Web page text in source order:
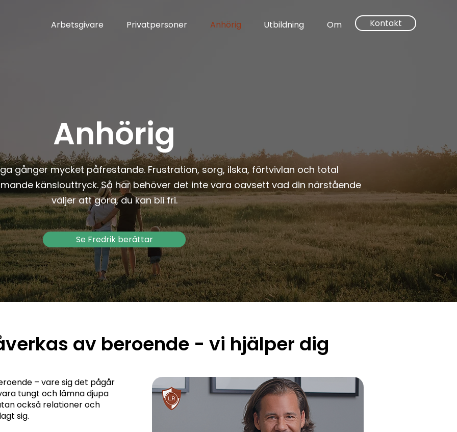
Arbetsgivare Privatpersoner Anhörig Utbildning Om Kontakt
Anhörig
gånger mycket påfrestande. Frustration, sorg, ilska, förtvivlan och total
känslouttryck. Så här behöver det inte vara oavsett vad din närstående
väljer att göra, du kan bli fri.
Se Fredrik berättar
av beroende - vi hjälper dig
– vare sig det pågår
tungt och lämna djupa
också relationer och
sig.